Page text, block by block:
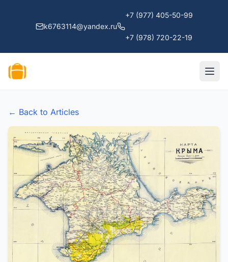
k6763114@yandex.ru
+7 (977) 405-50-99
+7 (978) 720-22-19
← Back to Articles